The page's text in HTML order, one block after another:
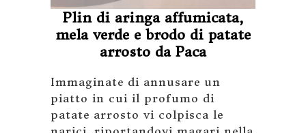
Plin di aringa affumicata,
mela verde e brodo di patate
arrosto da Paca
Immaginate di annusare un
piatto in cui il profumo di
patate arrosto vi colpisca le